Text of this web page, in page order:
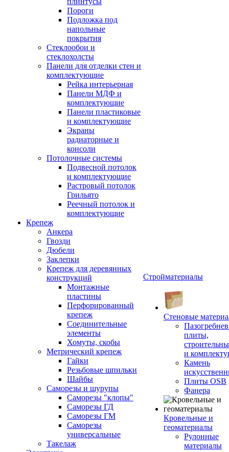
Пороги
Подложка под
напольные
покрытия
Стеклообои и
стеклохолсты
Панели для отделки стен и
комплектующие
Рейка интерьерная
Панели МДФ и
комплектующие
Панели пластиковые
и комплектующие
Экраны
радиаторные и
консоли
Потолочные системы
Подвесной потолок
и комплектующие
Растровый потолок
Грильято
Реечный потолок и
комплектующие
Крепеж
Анкера
Гвозди
Дюбели
Заклепки
Крепеж для деревянных
конструкций
Монтажные
пластины
Перфорированный
крепеж
Соединительные
элементы
Хомуты, скобы
Метрический крепеж
Гайки
Резьбовые шпильки
Шайбы
Саморезы и шурупы
Саморезы "клопы"
Саморезы ГД
Саморезы ГМ
Саморезы
универсальные
Такелаж
Стройматериалы
Стеновые
плиты,
и
Камень
Плиты OSB
Фанера
Кровельные и
геоматериалы
Рулонные
материалы